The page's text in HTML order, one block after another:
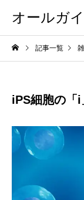
オールガ
記事一覧
iPS細胞の「i